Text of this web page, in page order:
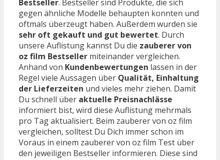
Bestseller. Bestseller sind Produkte, die sich
gegen ähnliche Modelle behaupten konnten und
oftmals überzeugt haben. Außerdem wurden sie
sehr oft gekauft und gut bewertet. Durch
unsere Auflistung kannst Du die zauberer von
oz film Bestseller miteinander vergleichen.
Anhand von Kundenbewertungen lassen in der
Regel viele Aussagen über Qualität, Einhaltung
der Lieferzeiten und vieles mehr ziehen. Damit
Du schnell über aktuelle Preisnachlässe
informiert bist, wird diese Auflistung mehrmals
pro Tag aktualisiert. Beim zauberer von oz film
vergleichen, solltest Du Dich immer schon im
Voraus in einem zauberer von oz film Test über
den jeweiligen Bestseller informieren. Diese sind